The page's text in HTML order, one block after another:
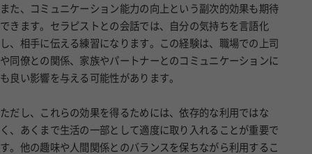
また、コミュニケーション能力の向上という副次的効果も期待
できます。セラピストとの会話では、自分の気持ちを言語化
し、相手に伝える練習になります。この経験は、職場での上司
や同僚との関係、家族やパートナーとのコミュニケーションに
も良い影響を与える可能性があります。
ただし、これらの効果を得るためには、依存的な利用ではな
く、あくまで生活の一部として適度に取り入れることが重要で
す。他の趣味や人間関係とのバランスを保ちながら利用するこ